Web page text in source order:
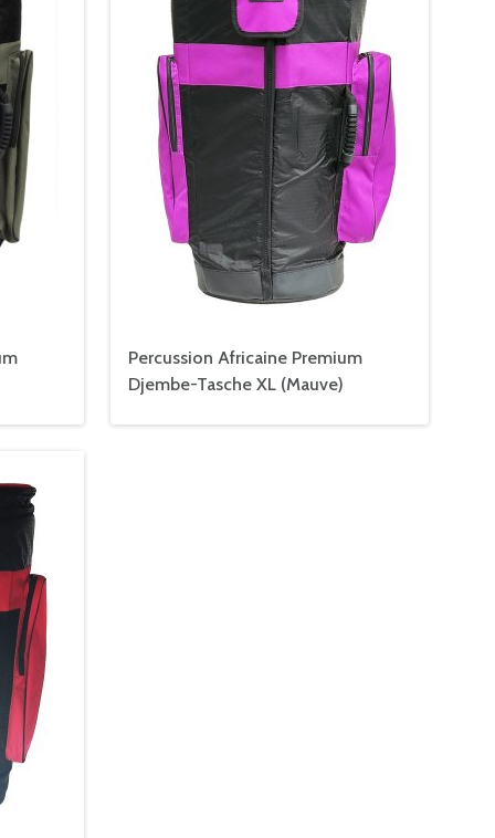
Percussion Africaine Premium
Djembe-Tasche XL (Mauve)